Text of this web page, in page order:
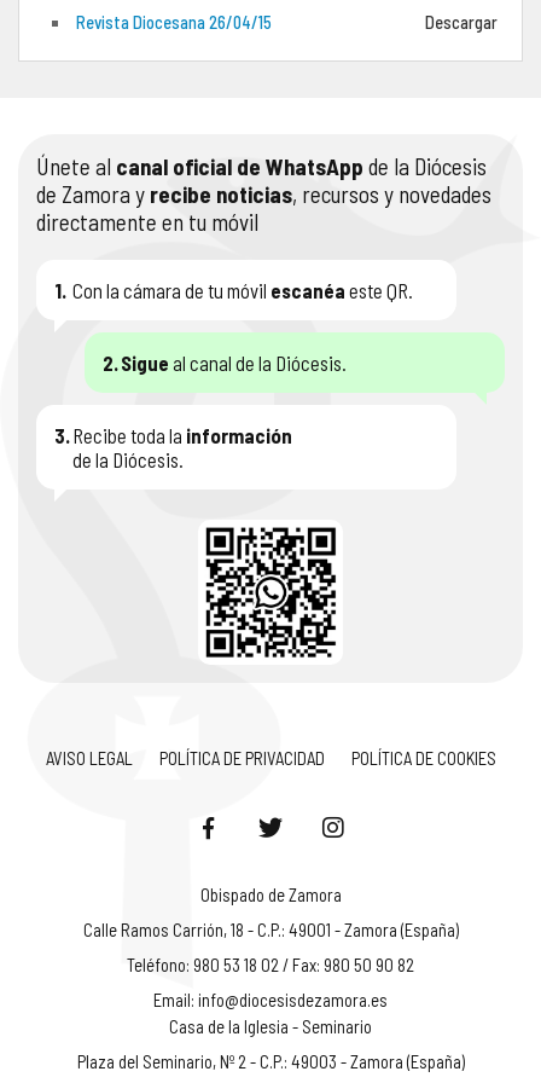
Revista Diocesana 26/04/15 Descargar
Únete al canal oficial de WhatsApp de la Diócesis
de Zamora y recibe noticias, recursos y novedades
directamente en tu móvil
1. Con la cámara de tu móvil escanéa este QR.
2.Sigue al canal de la Diócesis.
3.Recibe toda la información
de la Diócesis.
AVISO LEGAL POLÍTICA DE PRIVACIDAD POLÍTICA DE COOKIES
Obispado de Zamora
Calle Ramos Carrión, 18 - C.P.: 49001 - Zamora (España)
Teléfono: 980 53 18 02 / Fax: 980 50 90 82
Email: info@diocesisdezamora.es
Casa de la Iglesia - Seminario
Plaza del Seminario, Nº 2 - C.P.: 49003 - Zamora (España)
PORTAL DE TRANSPARENCIA
RENDICIÓN CUENTAS ENTIDADES RELIGIOSAS
PREGUNTAS FRECUENTES
APOSTOLADO SEGLAR
VIDA CONSAGRADA
AUDIOS